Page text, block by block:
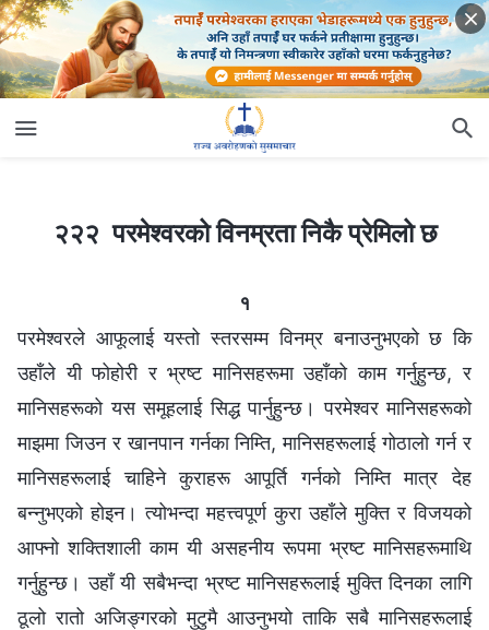
२२२ परमेश्‍वरको विनम्रता निकै प्रेमिलो छ
२२२ परमेश्‍वरको विनम्रता निकै प्रेमिलो छ
१
परमेश्‍वरले आफूलाई यस्तो स्तरसम्म विनम्र बनाउनुभएको छ कि
उहाँले यी फोहोरी र भ्रष्ट मानिसहरूमा उहाँको काम गर्नुहुन्छ, र
मानिसहरूको यस समूहलाई सिद्ध पार्नुहुन्छ। परमेश्‍वर मानिसहरूको
माझमा जिउन र खानपान गर्नका निम्ति, मानिसहरूलाई गोठालो गर्न र
मानिसहरूलाई चाहिने कुराहरू आपूर्ति गर्नको निम्ति मात्र देह
बन्नुभएको होइन। त्योभन्दा महत्त्वपूर्ण कुरा उहाँले मुक्ति र विजयको
आफ्नो शक्तिशाली काम यी असहनीय रूपमा भ्रष्ट मानिसहरूमाथि
गर्नुहुन्छ। उहाँ यी सबैभन्दा भ्रष्ट मानिसहरूलाई मुक्ति दिनका लागि
ठूलो रातो अजिङ्गरको मुटुमै आउनुभयो ताकि सबै मानिसहरूलाई